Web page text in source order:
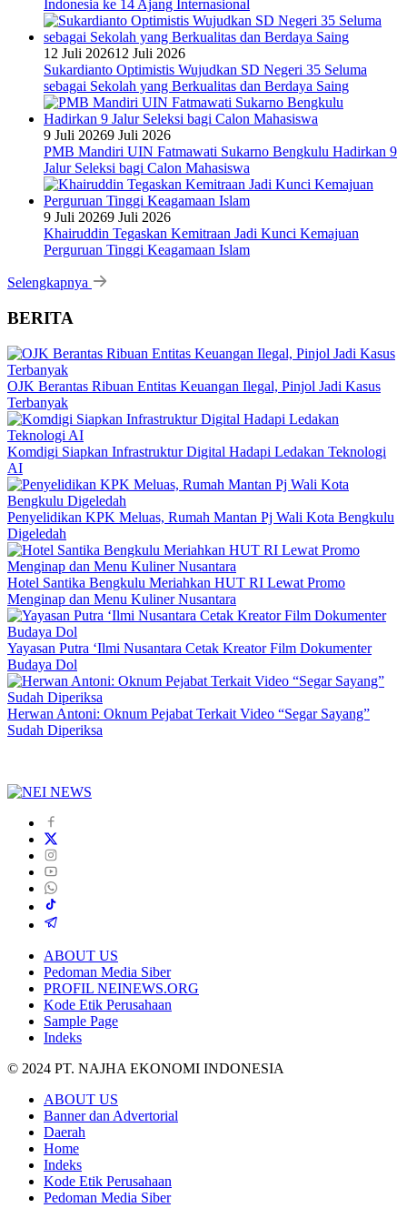
Indonesia ke 14 Ajang Internasional
12 Juli 202612 Juli 2026
Sukardianto Optimistis Wujudkan SD Negeri 35 Seluma
sebagai Sekolah yang Berkualitas dan Berdaya Saing
9 Juli 20269 Juli 2026
PMB Mandiri UIN Fatmawati Sukarno Bengkulu Hadirkan 9
Jalur Seleksi bagi Calon Mahasiswa
9 Juli 20269 Juli 2026
Khairuddin Tegaskan Kemitraan Jadi Kunci Kemajuan
Perguruan Tinggi Keagamaan Islam
Selengkapnya
BERITA
OJK Berantas Ribuan Entitas Keuangan Ilegal, Pinjol Jadi Kasus
Terbanyak
Komdigi Siapkan Infrastruktur Digital Hadapi Ledakan Teknologi
AI
Penyelidikan KPK Meluas, Rumah Mantan Pj Wali Kota Bengkulu
Digeledah
Hotel Santika Bengkulu Meriahkan HUT RI Lewat Promo
Menginap dan Menu Kuliner Nusantara
Yayasan Putra ‘Ilmi Nusantara Cetak Kreator Film Dokumenter
Budaya Dol
Herwan Antoni: Oknum Pejabat Terkait Video “Segar Sayang”
Sudah Diperiksa
ABOUT US
Pedoman Media Siber
PROFIL NEINEWS.ORG
Kode Etik Perusahaan
Sample Page
Indeks
© 2024 PT. NAJHA EKONOMI INDONESIA
ABOUT US
Banner dan Advertorial
Daerah
Home
Indeks
Kode Etik Perusahaan
Pedoman Media Siber